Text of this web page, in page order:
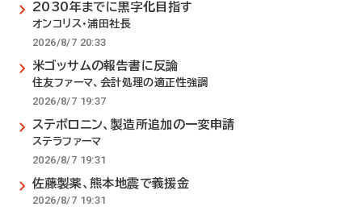
2030年までに黒字化目指す
オンコリス・浦田社長
2026/8/7 20:33
米ゴッサムの報告書に反論
住友ファーマ、会計処理の適正性強調
2026/8/7 19:37
ステボロニン、製造所追加の一変申請
ステラファーマ
2026/8/7 19:31
佐藤製薬、熊本地震で義援金
2026/8/7 19:31